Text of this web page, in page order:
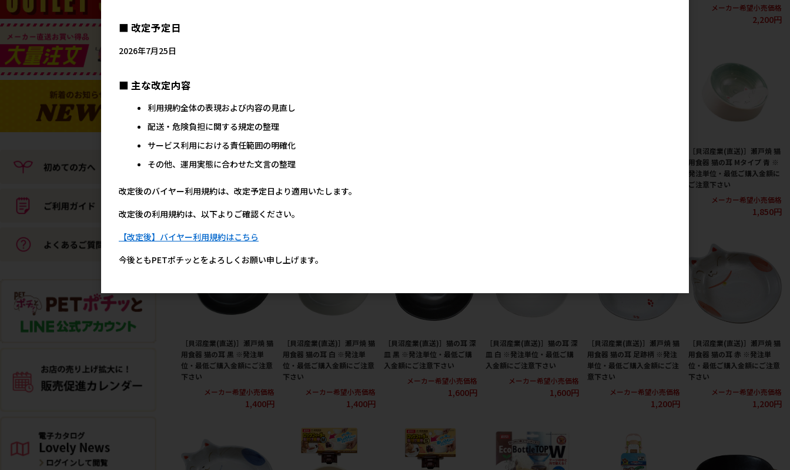
メーカー希望小売価格
2,200円
［貝沼産業(直送)］瀬戸焼 猫
用食器 猫の耳 Mタイプ 黒 ※
2,000円
［貝沼産業(直送)］瀬戸焼 猫
用食器 猫の耳 Mタイプ 白 ※
［貝沼産業(直送)］瀬戸焼 猫
用食器 猫の耳 Mタイプ 青 ※
発注単位・最低ご購入金額に
ご注意下さい
メーカー希望小売価格
1,850円
［貝沼産業(直送)］瀬戸焼 猫
用食器 猫の耳 黒 ※発注単
位・最低ご購入金額にご注意
下さい
メーカー希望小売価格
1,400円
［貝沼産業(直送)］瀬戸焼 猫
用食器 猫の耳 白 ※発注単
位・最低ご購入金額にご注意
下さい
メーカー希望小売価格
1,400円
［貝沼産業(直送)］猫の耳 深
皿 黒 ※発注単位・最低ご購
入金額にご注意下さい
メーカー希望小売価格
1,600円
［貝沼産業(直送)］猫の耳 深
皿 白 ※発注単位・最低ご購
入金額にご注意下さい
メーカー希望小売価格
1,600円
［貝沼産業(直送)］瀬戸焼 猫
用食器 猫の耳 足跡柄 ※発注
単位・最低ご購入金額にご注
意下さい
メーカー希望小売価格
1,200円
［貝沼産業(直送)］瀬戸焼 猫
用食器 猫の耳 赤 ※発注単
位・最低ご購入金額にご注意
下さい
メーカー希望小売価格
1,200円
■ 改定予定日
2026年7月25日
■ 主な改定内容
利用規約全体の表現および内容の見直し
配送・危険負担に関する規定の整理
サービス利用における責任範囲の明確化
その他、運用実態に合わせた文言の整理
改定後のバイヤー利用規約は、改定予定日より適用いたします。
改定後の利用規約は、以下よりご確認ください。
【改定後】バイヤー利用規約はこちら
今後ともPETポチッとをよろしくお願い申し上げます。